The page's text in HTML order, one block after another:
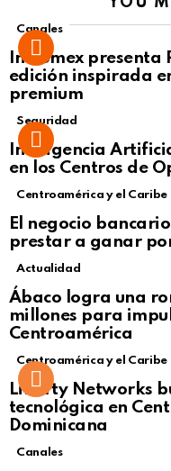
Canales
Intcomex
edición inspirada
premium
Seguridad
Inteligencia
en los Centros de
Centroamérica y el Caribe
El negocio
prestar a ganar
Not
Actualidad
Ábaco logra una
millones para
Centroamérica
Centroamérica y el Caribe
Liberty Networks
tecnológica en
Dominicana
Canales